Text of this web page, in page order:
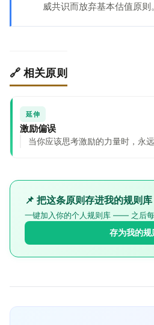
威共识而放弃基本估值原则。
🔗 相关原则
延伸
激励偏误
当你应该思考激励的力量时，永
📌 把这条原则存进我的规则库
一键加入你的个人规则库 —— 之后每
存为我的规